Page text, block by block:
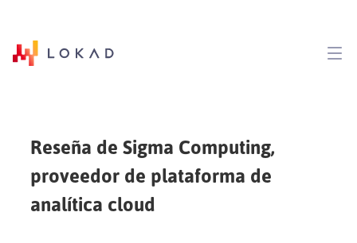
Reseña de Sigma Computing,
proveedor de plataforma de
analítica cloud